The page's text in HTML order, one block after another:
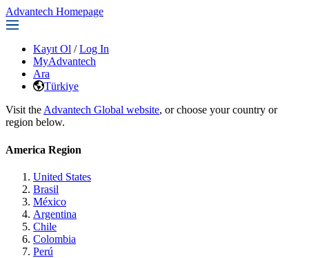
Advantech Homepage
Kayıt Ol / Log In
MyAdvantech
Ara
Türkiye
Visit the Advantech Global website, or choose your country or
region below.
America Region
United States
Brasil
México
Argentina
Chile
Colombia
Perú